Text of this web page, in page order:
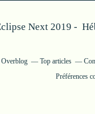
Next 2019 -
Top articles
Préférences